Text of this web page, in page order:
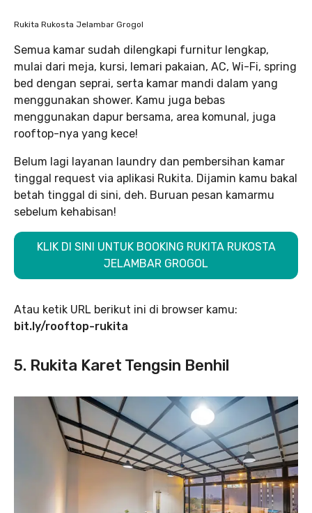
Rukita Rukosta Jelambar Grogol
Semua kamar sudah dilengkapi furnitur lengkap,
mulai dari meja, kursi, lemari pakaian, AC, Wi-Fi, spring
bed dengan seprai, serta kamar mandi dalam yang
menggunakan shower. Kamu juga bebas
menggunakan dapur bersama, area komunal, juga
rooftop-nya yang kece!
Belum lagi layanan laundry dan pembersihan kamar
tinggal request via aplikasi Rukita. Dijamin kamu bakal
betah tinggal di sini, deh. Buruan pesan kamarmu
sebelum kehabisan!
KLIK DI SINI UNTUK BOOKING RUKITA RUKOSTA
JELAMBAR GROGOL
Atau ketik URL berikut ini di browser kamu:
bit.ly/rooftop-rukita
5. Rukita Karet Tengsin Benhil